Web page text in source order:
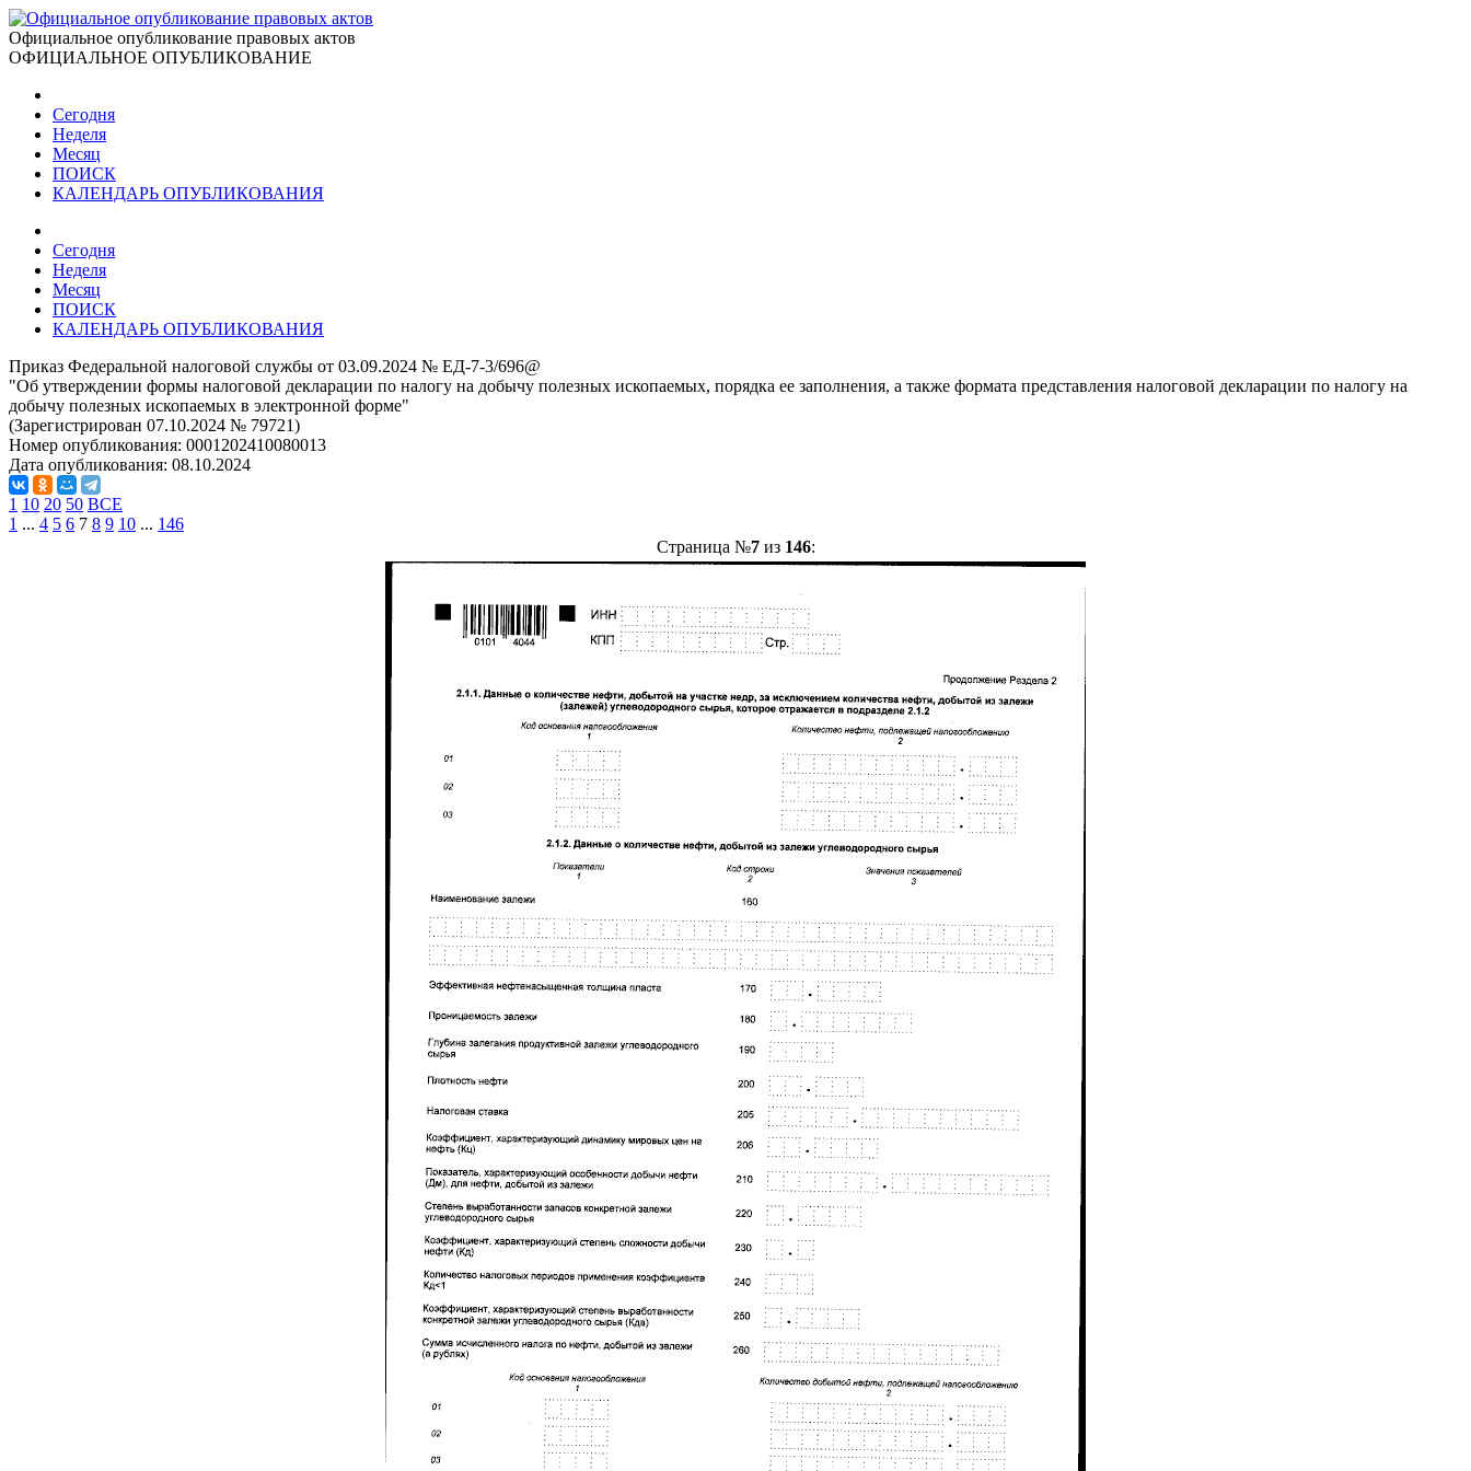
Официальное опубликование правовых актов
ОФИЦИАЛЬНОЕ ОПУБЛИКОВАНИЕ
Сегодня
Неделя
Месяц
ПОИСК
КАЛЕНДАРЬ ОПУБЛИКОВАНИЯ
Сегодня
Неделя
Месяц
ПОИСК
КАЛЕНДАРЬ ОПУБЛИКОВАНИЯ
Приказ Федеральной налоговой службы от 03.09.2024 № ЕД-7-3/696@
"Об утверждении формы налоговой декларации по налогу на добычу полезных ископаемых, порядка ее заполнения, а также формата представления налоговой декларации по налогу на
добычу полезных ископаемых в электронной форме"
(Зарегистрирован 07.10.2024 № 79721)
Номер опубликования: 0001202410080013
Дата опубликования: 08.10.2024
1 10 20 50 ВСЕ
1 ... 4 5 6 7 8 9 10 ... 146
Страница №7из 146: